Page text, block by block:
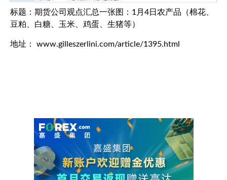
标题：期货公司观点汇总一张图：1月4日农产品（棉花、
豆粕、白糖、玉米、鸡蛋、生猪等）
地址： www.gilleszerlini.com/article/1395.html